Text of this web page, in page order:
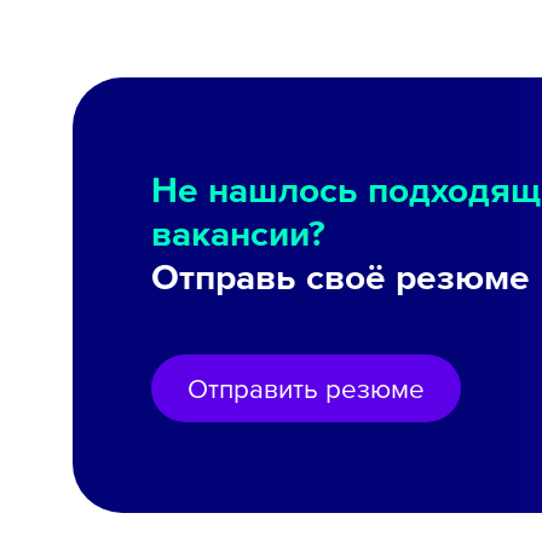
Не нашлось
вакансии?
Отправь своё резюме
Отправить резюме